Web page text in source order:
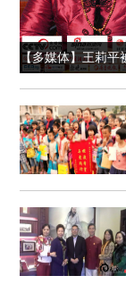
【多媒体】王莉